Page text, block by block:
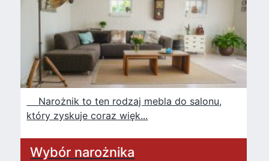
Narożnik to ten rodzaj mebla do salonu,
który zyskuje coraz więk...
Wybór narożnika